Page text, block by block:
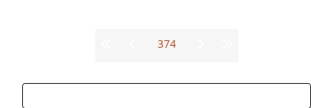
374